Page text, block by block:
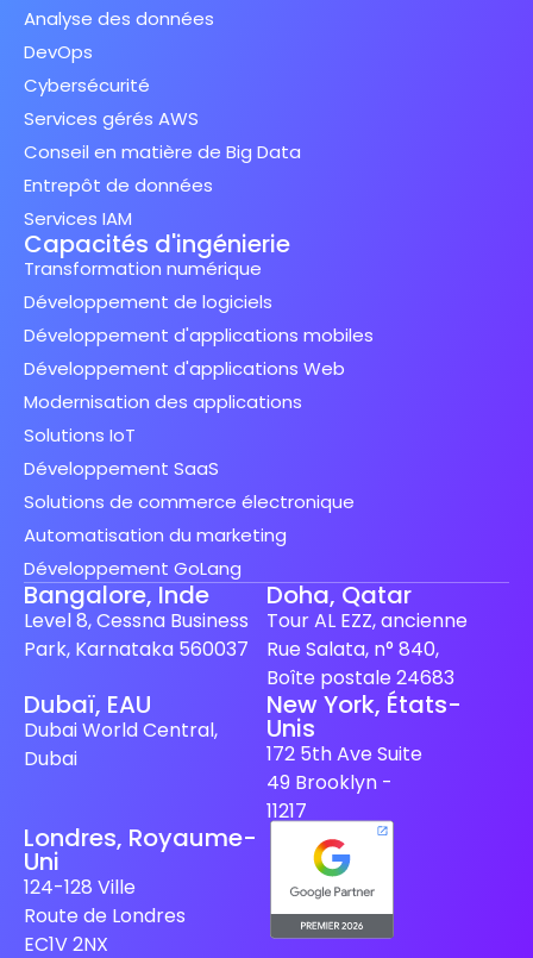
Analyse des données
DevOps
Cybersécurité
Services gérés AWS
Conseil en matière de Big Data
Entrepôt de données
Services IAM
Capacités d'ingénierie
Transformation numérique
Développement de logiciels
Développement d'applications mobiles
Développement d'applications Web
Modernisation des applications
Solutions IoT
Développement SaaS
Solutions de commerce électronique
Automatisation du marketing
Développement GoLang
Bangalore, Inde
Level 8, Cessna Business
Park, Karnataka 560037
Doha, Qatar
Tour AL EZZ, ancienne
Rue Salata, n° 840,
Boîte postale 24683
Dubaï, EAU
Dubai World Central,
Dubai
New York, États-
Unis
172 5th Ave Suite
49 Brooklyn -
11217
Londres, Royaume-
Uni
124-128 Ville
Route de Londres
EC1V 2NX
German
Japanese
Dutch
Spanish (Spain)